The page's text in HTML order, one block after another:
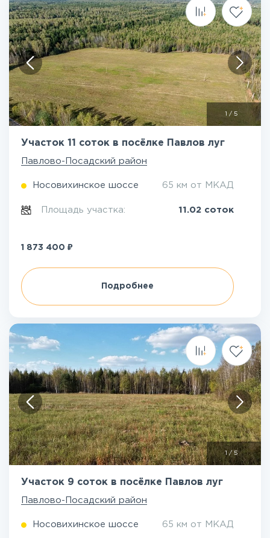
/ 5
Участок 11 соток в посёлке Павлов луг
Павлово-Посадский район
Носовихинское шоссе 65 км от МКАД
Площадь участка: 11.02 соток
1 873 400 ₽
Подробнее
1 / 5
Участок 9 соток в посёлке Павлов луг
Павлово-Посадский район
Носовихинское шоссе 65 км от МКАД